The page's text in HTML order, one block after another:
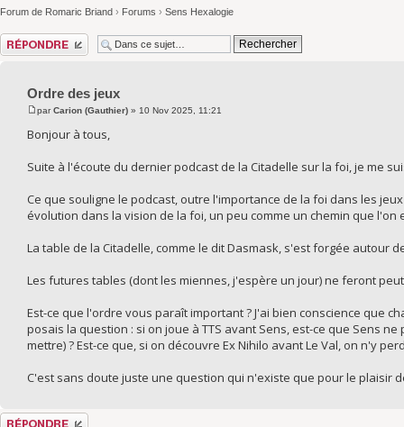
Forum de Romaric Briand › Forums › Sens Hexalogie
Répondre
Ordre des jeux
parCarion (Gauthier) » 10 Nov 2025, 11:21
Bonjour à tous,
Suite à l'écoute du dernier podcast de la Citadelle sur la foi, je me
Ce que souligne le podcast, outre l'importance de la foi dans les
évolution dans la vision de la foi, un peu comme un chemin que l'on
La table de la Citadelle, comme le dit Dasmask, s'est forgée autour
Les futures tables (dont les miennes, j'espère un jour) ne feront
Est-ce que l'ordre vous paraît important ? J'ai bien conscience que
posais la question : si on joue à TTS avant Sens, est-ce que Sens
mettre) ? Est-ce que, si on découvre Ex Nihilo avant Le Val, on n'y
C'est sans doute juste une question qui n'existe que pour le plaisir
Répondre